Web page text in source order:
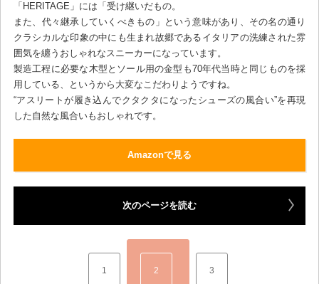
「HERITAGE」には「受け継いだもの。
また、代々継承していくべきもの」という意味があり、その名の通り
クラシカルな印象の中にも生まれ故郷であるイタリアの洗練された雰
囲気を纏うおしゃれなスニーカーになっています。
製造工程に必要な木型とソール用の金型も70年代当時と同じものを採
用している、というから大変なこだわりようですね。
“アスリートが履き込んでクタクタになったシューズの風合い”を再現
した自然な風合いもおしゃれです。
Amazonで見る
次のページを読む
1 2 3